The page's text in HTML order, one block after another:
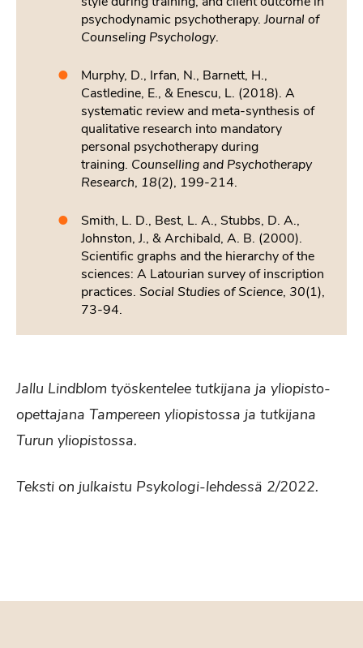
psychodynamic psychotherapy.Journal of
Counseling Psychology.
Murphy, D., Irfan, N., Barnett, H.,
Castledine, E., & Enescu, L. (2018). A
systematic review and meta‐synthesis of
qualitative research into mandatory
personal psychotherapy during
training. Counselling and Psychotherapy
Research, 18(2), 199-214.
Smith, L. D., Best, L. A., Stubbs, D. A.,
Johnston, J., & Archibald, A. B. (2000).
Scientific graphs and the hierarchy of the
sciences: A Latourian survey of inscription
practices. Social Studies of Science, 30(1),
73-94.
Jallu Lindblom työskentelee tutkijana ja yliopisto-
opettajana Tampereen yliopistossa ja tutkijana
Turun yliopistossa.
Teksti on julkaistu Psykologi-lehdessä 2/2022.